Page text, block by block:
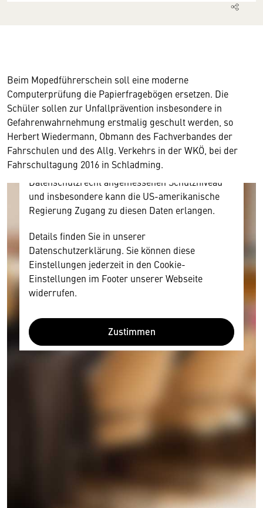
Beim Mopedführerschein soll eine moderne
Computerprüfung die Papierfragebögen ersetzen. Die
Schüler sollen zur Unfallprävention insbesondere in
Gefahrenwahrnehmung erstmalig geschult werden, so
Herbert Wiedermann, Obmann des Fachverbandes der
Fahrschulen und des Allg. Verkehrs in der WKÖ, bei der
Fahrschultagung 2016 in Schladming.
Hier würden wir Ihnen gerne einen externen
Inhalt anzeigen. Dafür benötigen wir allerdings
Ihre Zustimmung, da Ihr Browser
personenbezogene technische Daten zu Geräten
und Nutzerverhalten mitunter mit US-
amerikanischen Anbietern austauscht.
Diese Daten unterliegen keinem dem EU-
Datenschutzrecht angemessenen Schutzniveau
und insbesondere kann die US-amerikanische
Regierung Zugang zu diesen Daten erlangen.
Details finden Sie in unserer
Datenschutzerklärung. Sie können diese
Einstellungen jederzeit in den Cookie-
Einstellungen im Footer unserer Webseite
widerrufen.
Zustimmen